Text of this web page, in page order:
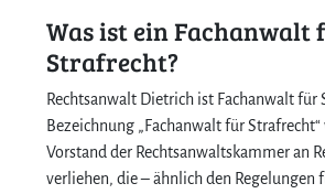
Was ist ein Fachanwalt
Strafrecht?
Rechtsanwalt Dietrich ist Fachanwalt für
Bezeichnung „Fachanwalt für
Vorstand der Rechtsanwaltskammer an
verliehen, die – ähnlich den Regelungen